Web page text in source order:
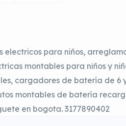
electricos para niños,
montables para niños y
cargadores de batería de 6
montables de batería
en bogota. 3177890402